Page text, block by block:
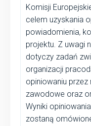
Komisji
celem uzyskania
powiadomienia,
projektu. Z uwagi
dotyczy zadań
organizacji
opiniowaniu
zawodowe oraz
Wyniki
zostaną